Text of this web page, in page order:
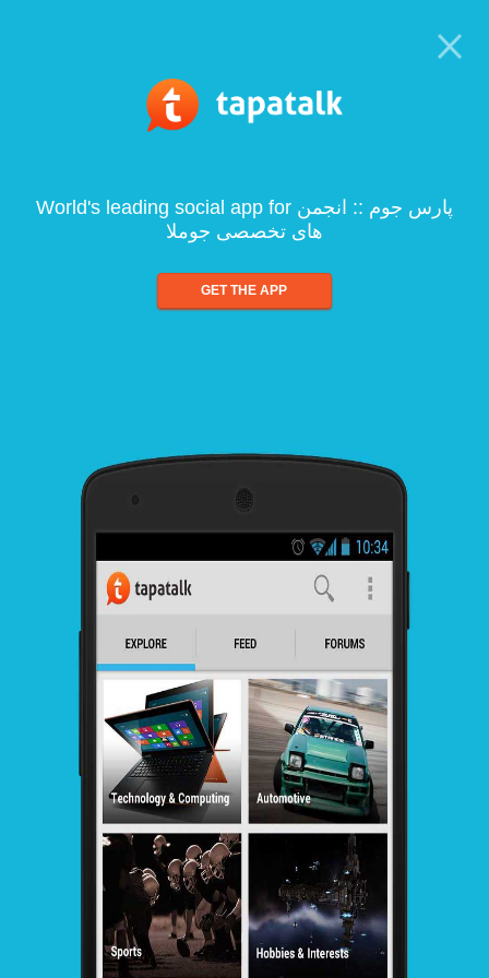
World's leading social app for پارس جوم :: انجمن
های تخصصی جوملا
GET THE APP